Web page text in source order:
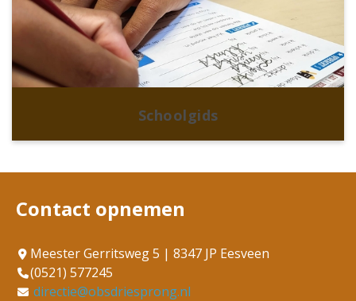
Schoolgids
Contact opnemen
Meester Gerritsweg 5 | 8347 JP Eesveen
(0521) 577245
directie@obsdriesprong.nl